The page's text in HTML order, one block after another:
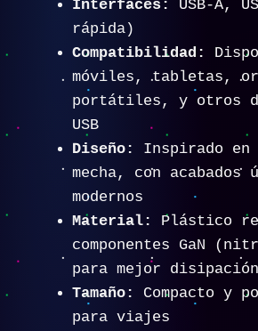
Interfaces:
USB-A,
rápida)
Compatibilidad:
móviles, tabletas,
portátiles, y otros
USB
Diseño:
Inspirado en
mecha, con acabados
modernos
Material:
Plástico
componentes GaN
para mejor
Tamaño:
Compacto y
para viajes